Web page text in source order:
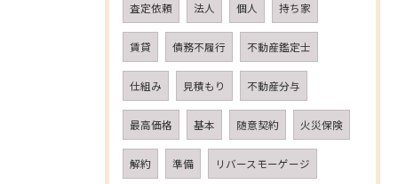
査定依頼 法人 個人 持ち家
賃貸 債務不履行 不動産鑑定士
仕組み 見積もり 不動産分与
最高価格 基本 随意契約 火災保険
解約 準備 リバースモーゲージ